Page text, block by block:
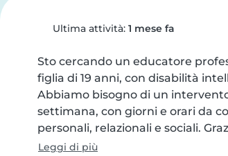
Ultima attività: 1 mese fa
Sto cercando un educatore
figlia di 19 anni, con disabilità
Abbiamo bisogno di un
settimana, con giorni e orari da
personali, relazionali e sociali.
Leggi di più